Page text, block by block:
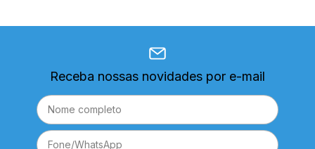
Receba nossas novidades por e-mail